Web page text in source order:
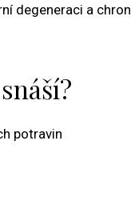
degeneraci a
potravin